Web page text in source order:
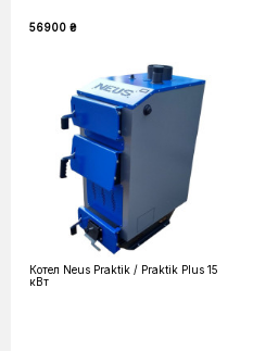
56900 ₴
Котел Neus Praktik / Praktik Plus 15
кВт